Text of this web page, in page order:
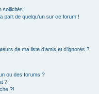
sollicités !
part de quelqu’un sur ce forum !
de ma liste d’amis et d’ignorés ?
ou des forums ?
?
?!